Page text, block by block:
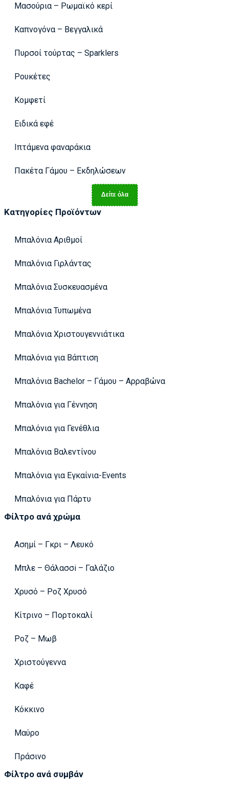
Μασούρια – Ρωμαϊκό κερί
Καπνογόνα – Βεγγαλικά
Πυρσοί τούρτας – Sparklers
Ρουκέτες
Κομφετί
Ειδικά εφέ
Ιπτάμενα φαναράκια
Πακέτα Γάμου – Εκδηλώσεων
Δείτε όλα
Κατηγορίες Προϊόντων
Μπαλόνια Αριθμοί
Μπαλόνια Γιρλάντας
Μπαλόνια Συσκευασμένα
Μπαλόνια Τυπωμένα
Μπαλόνια Χριστουγεννιάτικα
Μπαλόνια για Βάπτιση
Μπαλόνια Bachelor – Γάμου – Αρραβώνα
Μπαλόνια για Γέννηση
Μπαλόνια για Γενέθλια
Μπαλόνια Βαλεντίνου
Μπαλόνια για Εγκαίνια-Events
Μπαλόνια για Πάρτυ
Φίλτρο ανά χρώμα
Ασημί – Γκρι – Λευκό
Μπλε – Θάλασσi – Γαλάζιο
Χρυσό – Ροζ Χρυσό
Κίτρινο – Πορτοκαλί
Ροζ – Μωβ
Χριστούγεννα
Καφέ
Κόκκινο
Μαύρο
Πράσινο
Φίλτρο ανά συμβάν